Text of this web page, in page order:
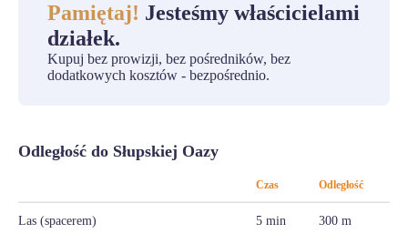
Pamiętaj! Jesteśmy właścicielami
działek.
Kupuj bez prowizji, bez pośredników, bez
dodatkowych kosztów - bezpośrednio.
Odległość do Słupskiej Oazy
Czas Odległość
Las (spacerem) 5 min 300 m